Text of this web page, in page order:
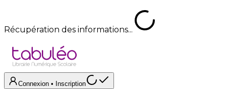
Récupération des informations...
Connexion • Inscription